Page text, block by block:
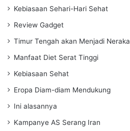
Kebiasaan Sehari-Hari Sehat
Review Gadget
Timur Tengah akan Menjadi Neraka
Manfaat Diet Serat Tinggi
Kebiasaan Sehat
Eropa Diam-diam Mendukung
Ini alasannya
Kampanye AS Serang Iran